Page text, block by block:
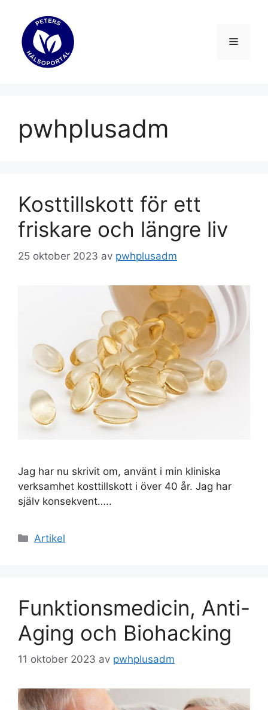
innehåll
Meny
pwhplusadm
Kosttillskott för ett
friskare och längre liv
25 oktober 2023 av pwhplusadm
Jag har nu skrivit om, använt i min kliniska
verksamhet kosttillskott i över 40 år. Jag har
själv konsekvent…..
Kategorier
Artikel
Funktionsmedicin, Anti-
Aging och Biohacking
11 oktober 2023 av pwhplusadm